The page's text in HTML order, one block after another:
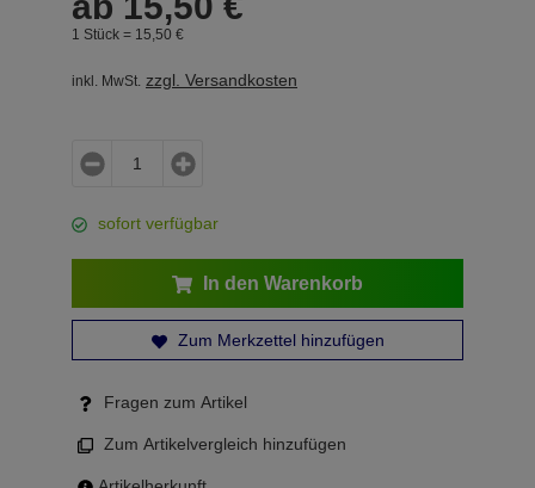
1 Stück = 15, 50 €
inkl. MwSt. zzgl. Versandkosten
sofort verfügbar
In den Warenkorb
Zum Merkzettel hinzufügen
Fragen zum Artikel
Zum Artikelvergleich hinzufügen